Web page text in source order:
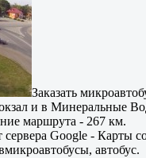
Заказать
и в Минеральные
маршрута - 267 км.
Google - Карты
автобус.